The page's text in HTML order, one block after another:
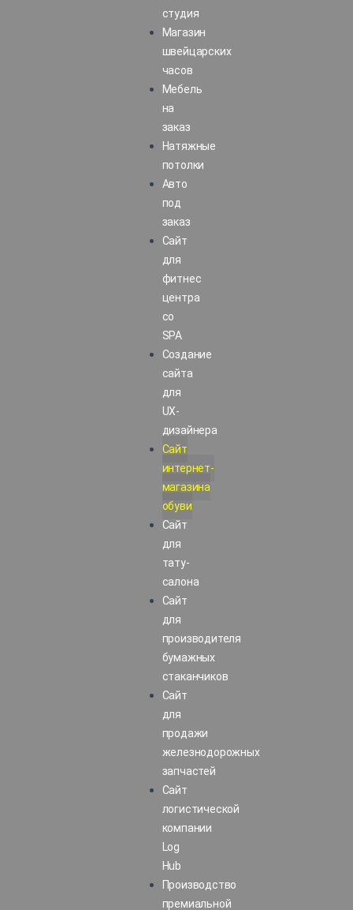
студия
Магазин
швейцарских
часов
Мебель
на
заказ
Натяжные
потолки
Авто
под
заказ
Сайт
для
фитнес
центра
со
SPA
Создание
сайта
для
UX-
дизайнера
Сайт
интернет-
магазина
обуви
Сайт
для
тату-
салона
Сайт
для
производителя
бумажных
стаканчиков
Сайт
для
продажи
железнодорожных
запчастей
Сайт
логистической
компании
Log
Hub
Производство
премиальной